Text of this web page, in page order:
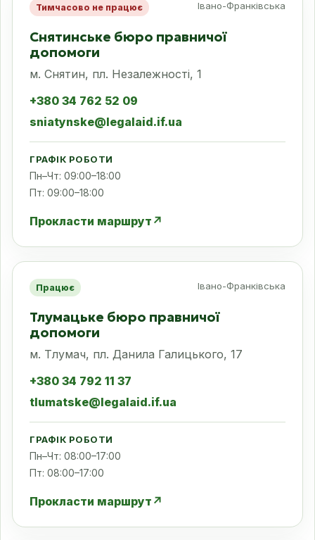
Тимчасово не працює Івано-Франківська
Снятинське бюро правничої
допомоги
м. Снятин, пл. Незалежності, 1
+380 34 762 52 09
sniatynske@legalaid.if.ua
ГРАФІК РОБОТИ
Пн–Чт: 09:00–18:00
Пт: 09:00–18:00
Прокласти маршрут ↗
Працює Івано-Франківська
Тлумацьке бюро правничої
допомоги
м. Тлумач, пл. Данила Галицького, 17
+380 34 792 11 37
tlumatske@legalaid.if.ua
ГРАФІК РОБОТИ
Пн–Чт: 08:00–17:00
Пт: 08:00–17:00
Прокласти маршрут ↗